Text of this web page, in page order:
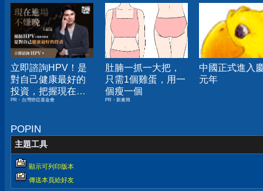
立即諮詢HPV！是
對自己健康最好的
投資，把握現在不
嫌晚！
PR・台灣癌症基金會
肚腩一抓一大把，
只需1個雞蛋，用一
個瘦一個
PR・新素簡
中國正式進入
元年
POPIN
主題工具
顯示可列印版本
傳送本頁給好友